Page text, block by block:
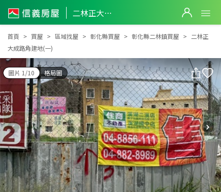
二林正大成路角建地(一)
二林正大成路角建地(一)
首頁 買屋 區域找屋 彰化縣買屋 彰化縣二林鎮買屋
二林正
大成路角建地(一)
圖片 1/10 格局圖